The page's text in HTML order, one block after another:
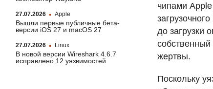
27.07.2026 Apple
Вышли первые публичные бета-
версии iOS 27 и macOS 27
27.07.2026 Linux
В новой версии Wireshark 4.6.7
исправлено 12 уязвимостей
чипами
загрузочного
до загрузки
жертвы.
Поскольку